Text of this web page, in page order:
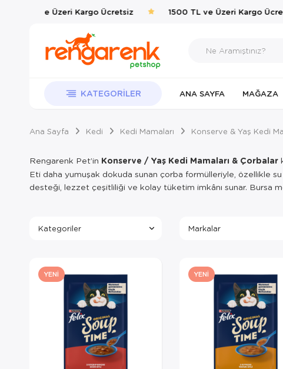
TL ve Üzeri Kargo Ücretsiz 1500 TL ve Üzeri Kargo
KATEGORILER ANA SAYFA MAĞAZA
Ana Sayfa Kedi Kedi Mamaları Konserve & Yaş Kedi
Rengarenk Pet’in Konserve / Yaş Kedi Mamaları & Çorbalar
Eti daha yumuşak dokuda sunan çorba formülleriyle, özellikle
desteği, lezzet çeşitliliği ve kolay tüketim imkânı sunar. Bursa
Kategoriler Markalar
YENI YENI